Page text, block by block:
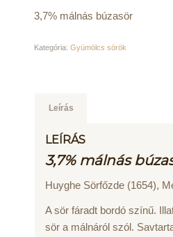
3,7% málnás búzasör
Kategória:Gyümölcs sörök
Leírás
LEÍRÁS
3,7% málnás
Huyghe Sörfőzde (1654),
A sör fáradt bordó színű.
sör a málnáról szól.